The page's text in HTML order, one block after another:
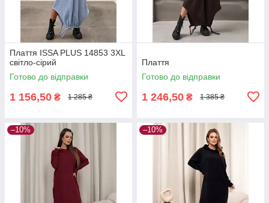
Плаття ISSA PLUS 14853 3XL
світло-сірий
Готово до відправки
1 156,50 ₴ 1 285 ₴
Плаття
Готово до відправки
1 246,50 ₴ 1 385 ₴
–10% –10%